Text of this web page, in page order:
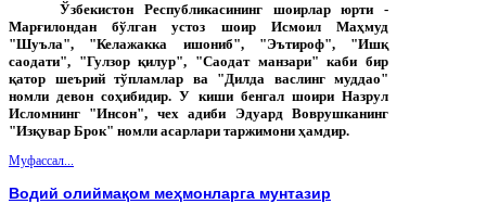
Ўзбекистон Республикасининг шоирлар юрти -
Марғилондан бўлган устоз шоир Исмоил Маҳмуд
"Шуъла", "Келажакка ишониб", "Эътироф", "Ишқ
саодати", "Гулзор қилур", "Саодат манзари" каби бир
қатор шеърий тўпламлар ва "Дилда васлинг муддао"
номли девон соҳибидир. У киши бенгал шоири Назрул
Исломнинг "Инсон", чех адиби Эдуард Воврушканинг
"Изқувар Брок" номли асарлари таржимони ҳамдир.
Муфассал...
Водий олиймақом меҳмонларга мунтазир